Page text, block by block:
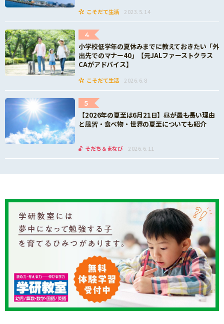
こそだて生活 2023.5.14
4
小学校低学年の夏休みまでに教えておきたい「外
出先でのマナー40」【元JALファーストクラス
CAがアドバイス】
こそだて生活 2026.6.8
5
【2026年の夏至は6月21日】昼が最も長い理由
と風習・食べ物・世界の夏至についても紹介
そだち＆まなび 2026.6.11